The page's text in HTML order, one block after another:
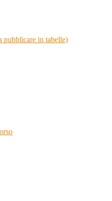
pubblicare in tabelle)